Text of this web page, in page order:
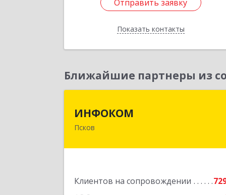
Отправить заявку
Показать контакты
Отправить заявку
Назад
Ближайшие партнеры из
ИНФОКОМ
Псков
Клиентов на сопровождении